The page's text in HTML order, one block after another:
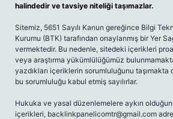
halindedir ve tavsiye niteliği taşımazlar.
Sitemiz, 5651 Sayılı Kanun gereğince Bilgi
Kurumu (BTK) tarafından onaylanmış bir Yer
vermektedir. Bu nedenle, sitedeki içerikleri
veya araştırma yükümlülüğümüz
yazdıkları içeriklerin sorumluluğunu
bu sorumluluğu kabul etmiş sayılırlar.
Hukuka ve yasal düzenlemelere aykırı
içerikleri, backlinkpanelicomtr@gmail.com